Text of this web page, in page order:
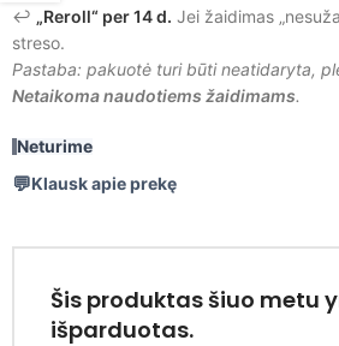
↩️ „Reroll“ per 14 d. Jei žaidimas
streso.
Pastaba: pakuotė turi būti neatidaryta,
Netaikoma naudotiems žaidimams.
Neturime
Klausk apie prekę
Šis produktas šiuo metu
išparduotas.